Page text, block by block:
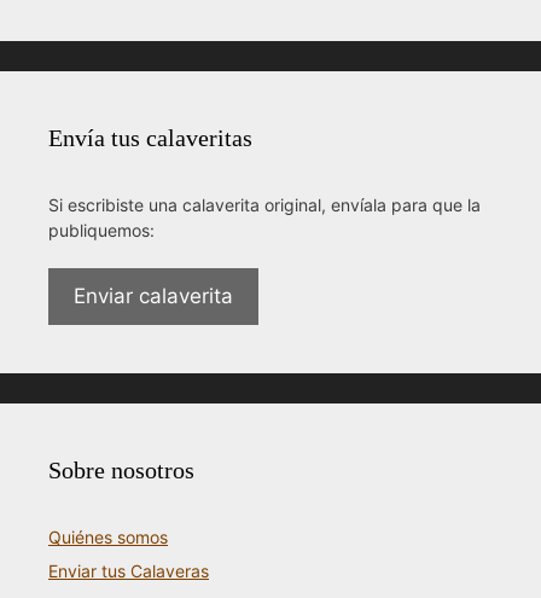
Envía tus calaveritas
Si escribiste una calaverita original, envíala para que la
publiquemos:
Enviar calaverita
Sobre nosotros
Quiénes somos
Enviar tus Calaveras